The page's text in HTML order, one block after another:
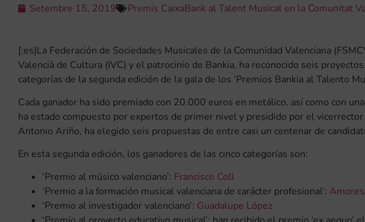
Setembre 15, 2019 Premis CaixaBank al Talent Musical en la Comunitat
[:es]La Federación de Sociedades Musicales de la Comunidad Valenciana
Valencià de Cultura (IVC) y el patrocinio de Bankia, ha reconocido seis
categorías de la segunda edición de la gala de los ‘Premios Bankia al Talento
Cada ganador ha sido premiado con 20.000 euros en metálico, así como con
ha estado compuesto por expertos de primer nivel y presidido por el
Antonio Ariño, ha elegido seis propuestas de entre casi un centenar de
En esta segunda edición, los ganadores de las cinco categorías son:
‘Premio al músico valenciano’: Francisco Coll
‘Premio a la formación musical valenciana de carácter profesional’:
‘Premio al investigador valenciano’: Guadalupe López